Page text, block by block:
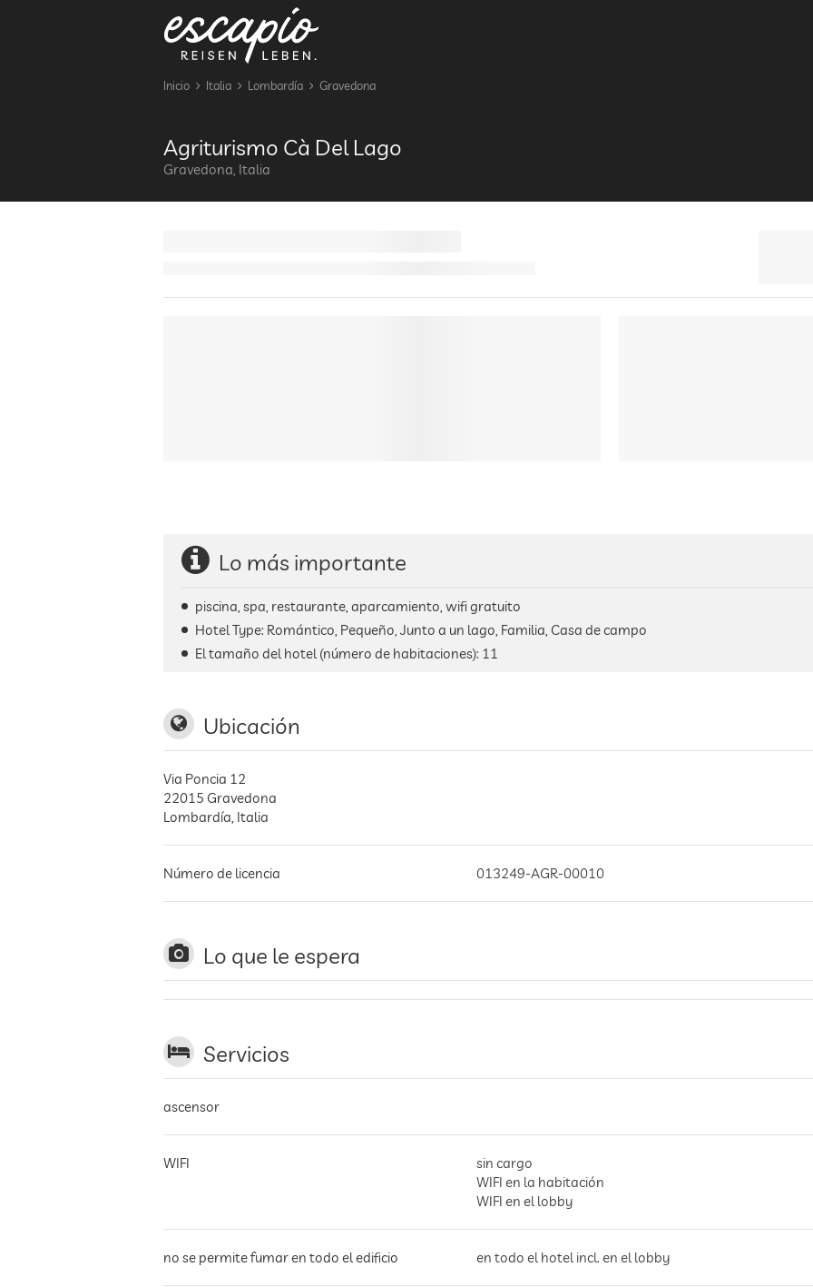
Inicio Italia Lombardía Gravedona
Agriturismo Cà Del Lago
Gravedona, Italia
Lo más importante
piscina, spa, restaurante, aparcamiento, wifi gratuito
Hotel Type: Romántico, Pequeño, Junto a un lago, Familia, Casa de campo
El tamaño del hotel (número de habitaciones): 11
Ubicación
Via Poncia 12
22015 Gravedona
Lombardía, Italia
Número de licencia 013249-AGR-00010
Lo que le espera
Servicios
ascensor
WIFI
sin cargo
WIFI en la habitación
WIFI en el lobby
no se permite fumar en todo el edificio en todo el hotel incl. en el lobby